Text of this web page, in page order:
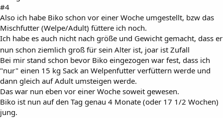
#4
Also ich habe Biko schon vor einer Woche umgestellt, bzw das
Mischfutter (Welpe/Adult) füttere ich noch.
Ich habe es auch nicht nach größe und Gewicht gemacht, dass er
nun schon ziemlich groß für sein Alter ist, joar ist Zufall
Bei mir stand schon bevor Biko eingezogen war fest, dass ich
"nur" einen 15 kg Sack an Welpenfutter verfüttern werde und
dann gleich auf Adult umsteigen werde.
Das war nun eben vor einer Woche soweit gewesen.
Biko ist nun auf den Tag genau 4 Monate (oder 17 1/2 Wochen)
jung.